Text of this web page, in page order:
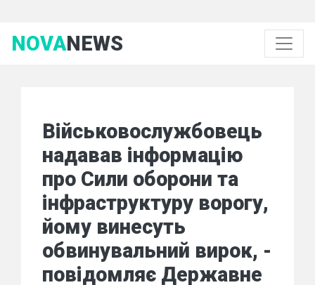
NOVANEWS
Військовослужбовець
надавав інформацію
про Сили оборони та
інфраструктуру ворогу,
йому винесуть
обвинувальний вирок, -
повідомляє Державне